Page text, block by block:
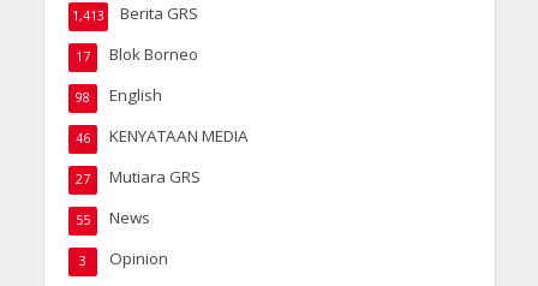
Berita GRS
1,413
Blok Borneo
17
English
98
KENYATAAN MEDIA
46
Mutiara GRS
27
News
55
Opinion
3